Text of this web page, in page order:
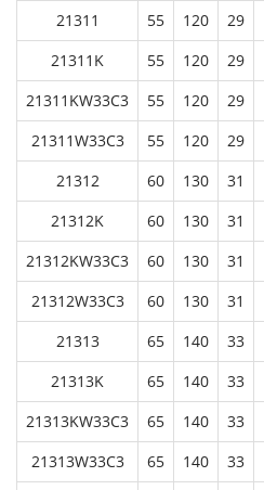
21311
55 120 29
21311K
55 120 29
21311KW33C3
55 120 29
21311W33C3
55 120 29
21312
60 130 31
21312K
60 130 31
21312KW33C3
60 130 31
21312W33C3
60 130 31
21313
65 140 33
21313K
65 140 33
21313KW33C3
65 140 33
21313W33C3
65 140 33